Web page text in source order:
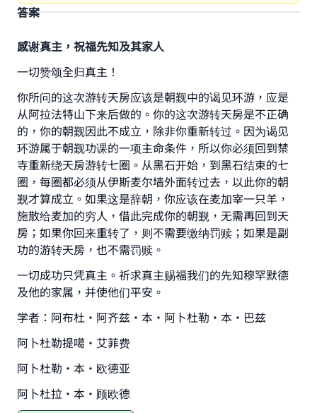
答案
感谢真主，祝福先知及其家人
一切赞颂全归真主！
你所问的这次游转天房应该是朝觐中的谒见环游，应是
从阿拉法特山下来后做的。你的这次游转天房是不正确
的，你的朝觐因此不成立，除非你重新转过。因为谒见
环游属于朝觐功课的一项主命条件，所以你必须回到禁
寺重新绕天房游转七圈。从黑石开始，到黑石结束的七
圈，每圈都必须从伊斯麦尔墙外面转过去，以此你的朝
觐才算成立。如果这是辞朝，你应该在麦加宰一只羊，
施散给麦加的穷人，借此完成你的朝觐，无需再回到天
房；如果你回来重转了，则不需要缴纳罚赎；如果是副
功的游转天房，也不需罚赎。
一切成功只凭真主。祈求真主赐福我们的先知穆罕默德
及他的家属，并使他们平安。
学者：阿布杜·阿齐兹·本·阿卜杜勒·本·巴兹
阿卜杜勒提噶·艾菲费
阿卜杜勒·本·欧德亚
阿卜杜拉·本·顾欧德
Make an impact on millions of lives
with your contribution today
Your support is crucial for our mission.
The Prophet (ﷺ) said:
"A person who leads others to doing what is
good will earn the same reward as those who
do it."
Support IslamQA